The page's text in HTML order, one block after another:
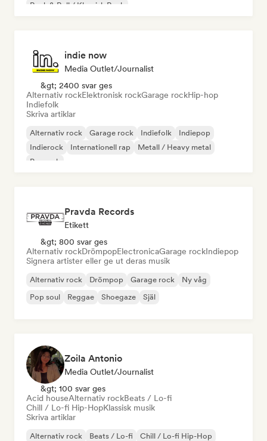
Rock & Roll / Klassisk Rock
indie now
Media Outlet/Journalist
&gt; 2400 svar ges
Alternativ rockElektronisk rockGarage rockHip-hop
Indiefolk
Skriva artiklar
Alternativ rock Garage rock Indiefolk
Indiepop
Indierock
Internationell rap
Metall / Heavy metal
Poprock
Pravda Records
Etikett
&gt; 800 svar ges
Alternativ rockDrömpopElectronicaGarage rockIndiepop
Signera artister eller ge ut deras musik
Alternativ rock Drömpop Garage rock
Ny våg
Pop soul
Reggae Shoegaze Själ
Zoila Antonio
Media Outlet/Journalist
&gt; 100 svar ges
Acid houseAlternativ rockBeats / Lo-fi
Chill / Lo-fi Hip-HopKlassisk musik
Skriva artiklar
Alternativ rock Beats / Lo-fi
Chill / Lo-fi Hip-Hop